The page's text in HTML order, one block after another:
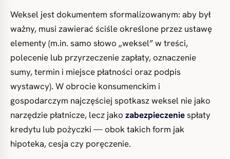
Weksel jest dokumentem sformalizowanym: aby był
ważny, musi zawierać ściśle określone przez ustawę
elementy (m.in. samo słowo „weksel” w treści,
polecenie lub przyrzeczenie zapłaty, oznaczenie
sumy, termin i miejsce płatności oraz podpis
wystawcy). W obrocie konsumenckim i
gospodarczym najczęściej spotkasz weksel nie jako
narzędzie płatnicze, lecz jako zabezpieczeniespłaty
kredytu lub pożyczki — obok takich form jak
hipoteka, cesja czy poręczenie.